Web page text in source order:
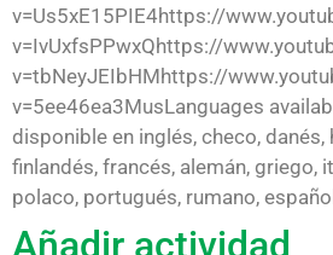
v=Us5xE15PIE4https://
v=IvUxfsPPwxQhttps://
v=tbNeyJEIbHMhttps://
v=5ee46ea3MusLanguages
disponible en inglés, checo, danés,
finlandés, francés, alemán, griego,
polaco, portugués, rumano,